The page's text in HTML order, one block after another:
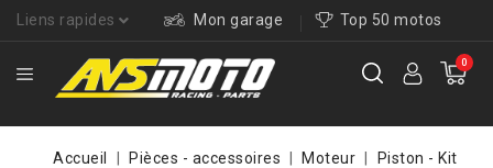
Liens rapides Mon garage Top 50 motos
0
Accueil Pièces - accessoires Moteur
Piston - Kit